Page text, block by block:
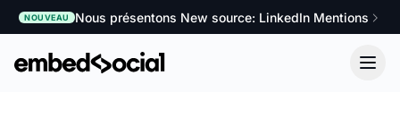
NOUVEAU Nous présentons New source: LinkedIn Mentions